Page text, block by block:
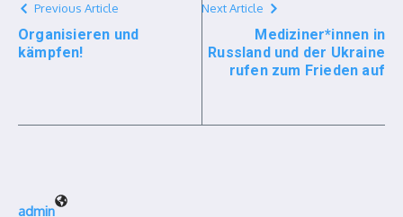
Previous Article
Organisieren und
kämpfen!
Next Article
Mediziner*innen in
Russland und der Ukraine
rufen zum Frieden auf
admin